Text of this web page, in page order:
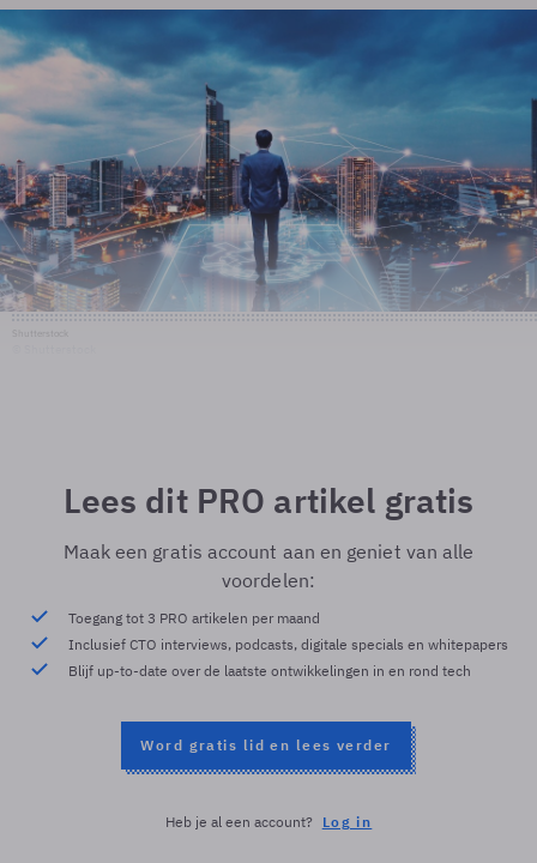
Lees dit PRO artikel gratis
Maak een gratis account aan en geniet van alle
voordelen:
Toegang tot 3 PRO artikelen per maand
Inclusief CTO interviews, podcasts, digitale specials en whitepapers
Blijf up-to-date over de laatste ontwikkelingen in en rond tech
Word gratis lid en lees verder
Heb je al een account? Log in